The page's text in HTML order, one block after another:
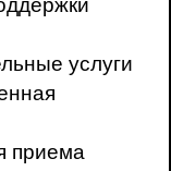
услуги
приема